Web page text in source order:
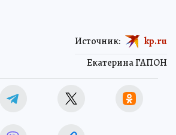
Екатерина ГАПОН
Источник: kp.ru